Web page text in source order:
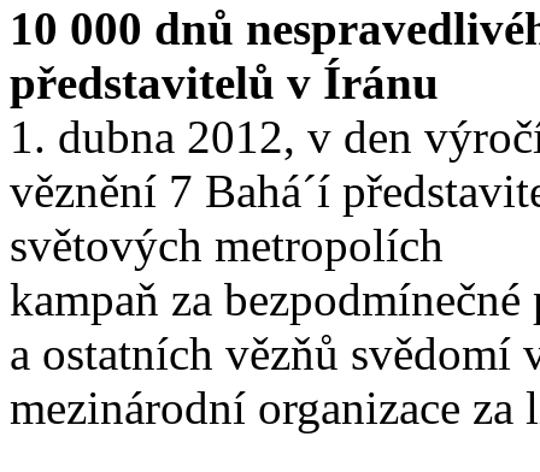
10 000 dnů
představitelů v Íránu
1. dubna 2012, v den
věznění 7 Bahá´í
světových metropolích
kampaň za
a ostatních vězňů svědomí
mezinárodní organizace